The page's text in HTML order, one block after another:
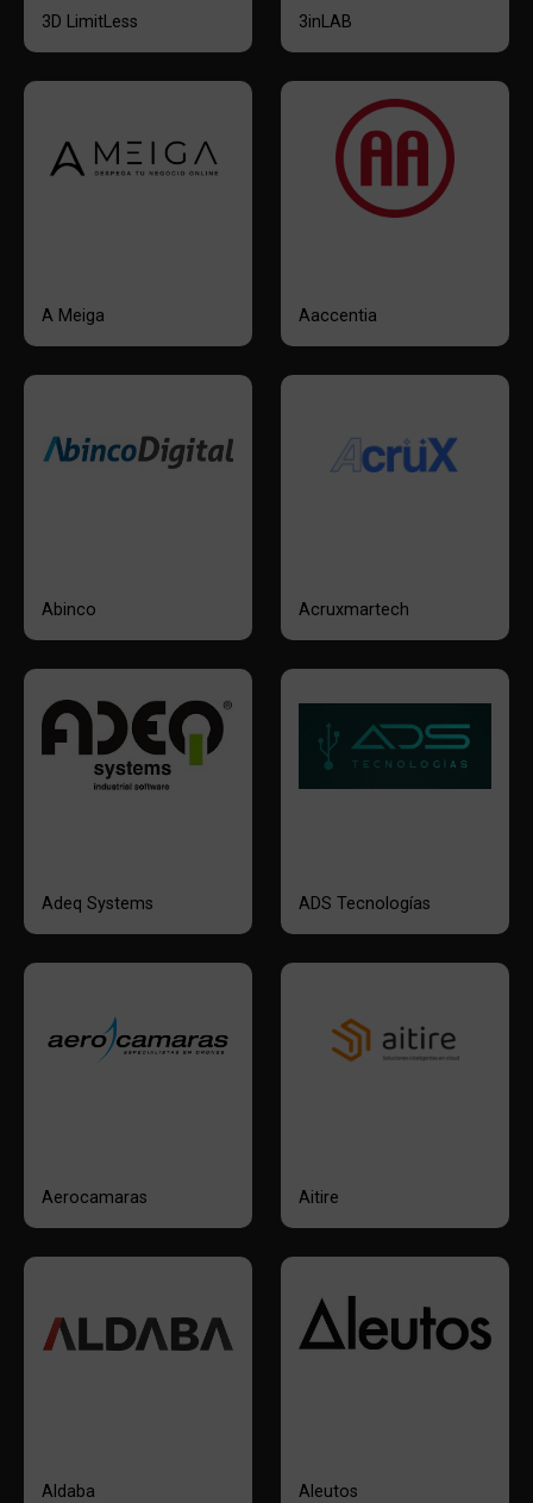
3D LimitLess 3inLAB
A Meiga Aaccentia
Abinco Acruxmartech
Adeq Systems ADS Tecnologías
Aerocamaras Aitire
Aldaba Aleutos